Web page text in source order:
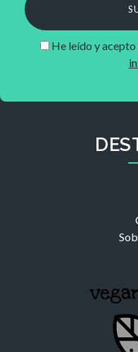
He leído y acepto